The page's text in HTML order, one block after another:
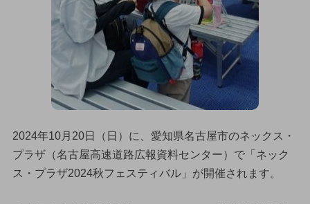
2024年10月20日（日）に、愛知県名古屋市のネックス・
プラザ（名古屋高速道路広報資料センター）で「ネック
ス・プラザ2024秋フェスティバル」が開催されます。